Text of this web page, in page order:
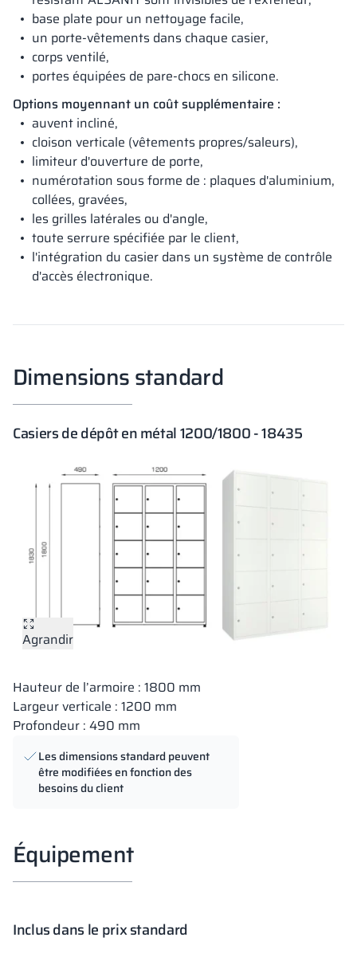
base plate pour un nettoyage facile,
un porte-vêtements dans chaque casier,
corps ventilé,
portes équipées de pare-chocs en silicone.
Options moyennant un coût supplémentaire :
auvent incliné,
cloison verticale (vêtements propres/saleurs),
limiteur d'ouverture de porte,
numérotation sous forme de : plaques d'aluminium,
collées, gravées,
les grilles latérales ou d'angle,
toute serrure spécifiée par le client,
l'intégration du casier dans un système de contrôle
d'accès électronique.
Dimensions standard
Casiers de dépôt en métal 1200/1800 - 18435
Agrandir
Hauteur de l’armoire : 1800 mm
Largeur verticale : 1200 mm
Profondeur : 490 mm
Les dimensions standard peuvent
être modifiées en fonction des
besoins du client
Équipement
Inclus dans le prix standard